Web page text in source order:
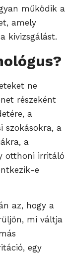
működik a
amely
kivizsgálást.
ne
részeként
a
szokásokra, a
a
otthoni irritáló
e
az, hogy a
mi váltja
egy